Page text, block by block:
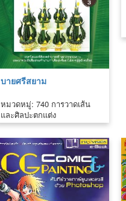
บายศรีสยาม
หมวดหมู่: 740 การวาดเส้น
และศิลปะตกแต่ง